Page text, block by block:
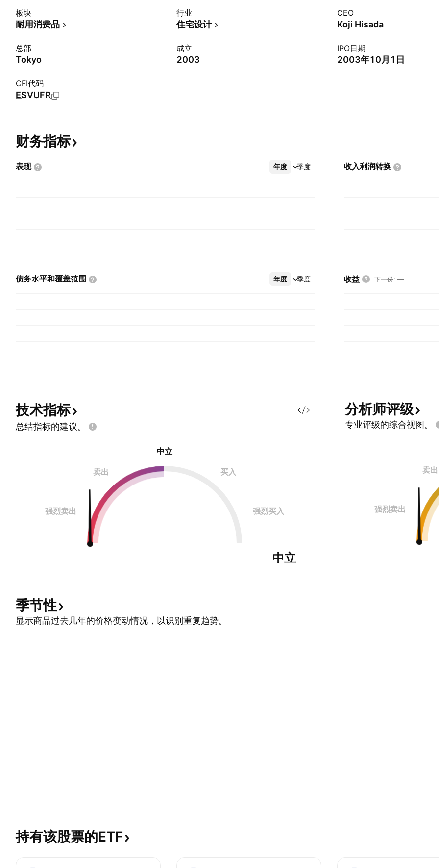
板块
耐用消费品
行业
住宅设计
CEO
Koji Hisada
总部
Tokyo
成立
2003
IPO日期
2003年10月1日
CFI代码
ESVUFR
财务指标
表现 年度 季度
更多 收入利润转换
债务水平和覆盖范围 年度 季度
更多 收益 下一份: —
技术指标
总结指标的建议。
中立
卖出 买入
强烈卖出 强烈买入
中立
分析师评级
专业评级的综合视图。
卖出
强烈卖出
季节性
显示商品过去几年的价格变动情况，以识别重复趋势。
持有该股票的ETF